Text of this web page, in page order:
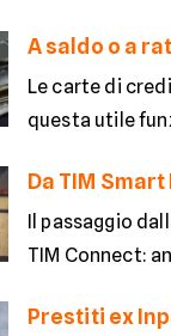
A saldo o a
Le carte di
questa utile
Da TIM
Il passaggio
TIM Connect:
Prestiti ex